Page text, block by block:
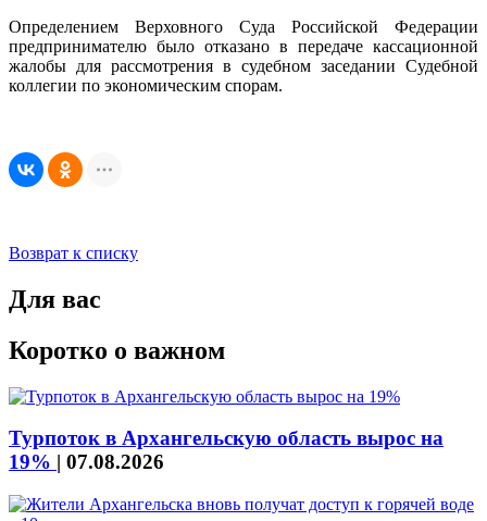
Определением Верховного Суда Российской Федерации
предпринимателю было отказано в передаче кассационной
жалобы для рассмотрения в судебном заседании Судебной
коллегии по экономическим спорам.
Возврат к списку
Для вас
Коротко о важном
Турпоток в Архангельскую область вырос на
19% | 07.08.2026